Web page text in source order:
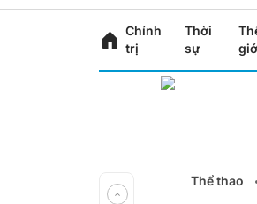
Chính
trị
Thời
sự
Thể thao